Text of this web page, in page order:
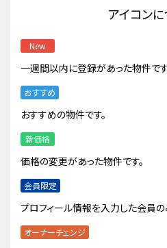
アイコン
New
一週間以内に登録があった物件です
おすすめ
おすすめの物件です。
新価格
価格の変更があった物件です。
会員限定
プロフィール情報を入力した会員
オーナーチェンジ